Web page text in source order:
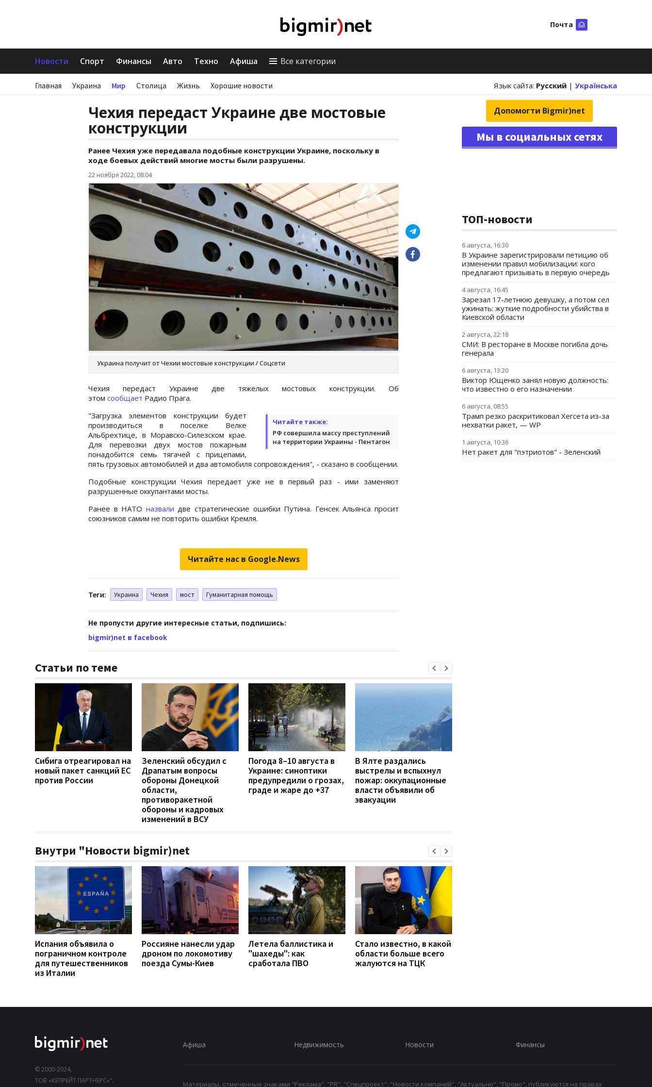
Почта
Новости Спорт Финансы Авто Техно Афиша Все категории
Главная Украина Мир Столица Жизнь Хорошие новости Язык сайта: Русский | Українська
Чехия передаст Украине две мостовые
конструкции
Ранее Чехия уже передавала подобные конструкции Украине, поскольку в
ходе боевых действий многие мосты были разрушены.
22 ноября 2022, 08:04
Украина получит от Чехии мостовые конструкции / Соцсети
Чехия передаст Украине две тяжелых мостовых конструкции. Об
этом сообщает Радио Прага.
Читайте также:
РФ совершила массу преступлений
на территории Украины - Пентагон
"Загрузка элементов конструкции будет
производиться в поселке Велке
Альбрехтице, в Моравско-Силезском крае.
Для перевозки двух мостов пожарным
понадобится семь тягачей с прицепами,
пять грузовых автомобилей и два автомобиля сопровождения", - сказано в сообщении.
Подобные конструкции Чехия передает уже не в первый раз - ими заменяют
разрушенные оккупантами мосты.
Ранее в НАТО назвали две стратегические ошибки Путина. Генсек Альянса просит
союзников самим не повторить ошибки Кремля.
Читайте нас в Google.News
Теги: Украина Чехия мост Гуманитарная помощь
Не пропусти другие интересные статьи, подпишись:
bigmir)net в facebook
Статьи по теме
Сибига отреагировал на
новый пакет санкций ЕС
против России
Зеленский обсудил с
Драпатым вопросы
обороны Донецкой
области,
противоракетной
обороны и кадровых
изменений в ВСУ
Погода 8–10 августа в
Украине: синоптики
предупредили о грозах,
граде и жаре до +37
В Ялте раздались
выстрелы и вспыхнул
пожар: оккупационные
власти объявили об
эвакуации
Внутри "Новости bigmir)net
Испания объявила о
пограничном контроле
для путешественников
из Италии
Россияне нанесли удар
дроном по локомотиву
поезда Сумы-Киев
Летела баллистика и
"шахеды": как
сработала ПВО
Стало известно, в какой
области больше всего
жалуются на ТЦК
Допомогти Bigmir)net
Мы в социальных сетях
ТОП-новости
6 августа, 16:30
В Украине зарегистрировали петицию об
изменении правил мобилизации: кого
предлагают призывать в первую очередь
4 августа, 16:45
Зарезал 17-летнюю девушку, а потом сел
ужинать: жуткие подробности убийства в
Киевской области
2 августа, 22:18
СМИ: В ресторане в Москве погибла дочь
генерала
6 августа, 13:20
Виктор Ющенко занял новую должность:
что известно о его назначении
6 августа, 08:55
Трамп резко раскритиковал Хегсета из-за
нехватки ракет, — WP
1 августа, 10:36
Нет ракет для "пэтриотов" - Зеленский
© 2000-2024,
ТОВ «КЕПРЕЙТ ПАРТНЕРС»".
Афиша Недвижимость Новости Финансы
Материалы, отмеченные знаками "Реклама", "PR", "Спецпроект", "Новости компаний", "Актуально", "Промо", публикуются на правах